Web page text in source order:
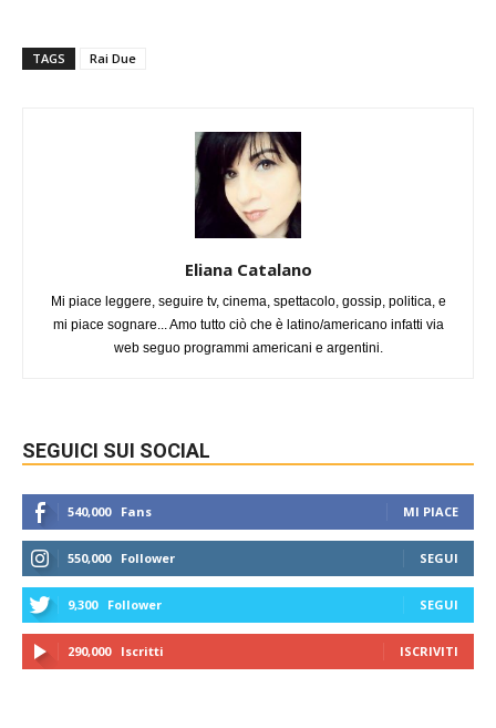
TAGS Rai Due
Eliana Catalano
Mi piace leggere, seguire tv, cinema, spettacolo, gossip, politica, e
mi piace sognare... Amo tutto ciò che è latino/americano infatti via
web seguo programmi americani e argentini.
SEGUICI SUI SOCIAL
540,000 Fans MI PIACE
550,000 Follower SEGUI
9,300 Follower SEGUI
290,000 Iscritti ISCRIVITI